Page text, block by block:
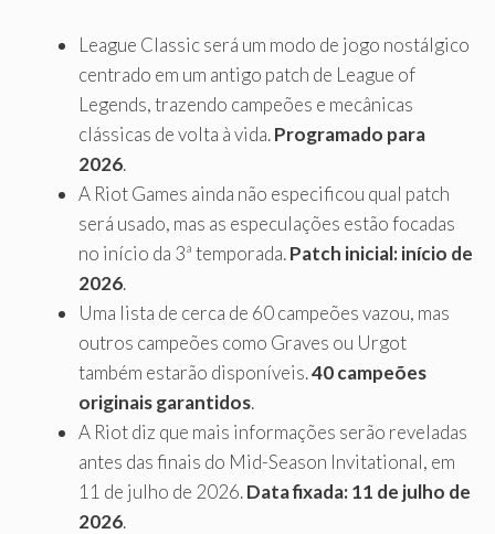
League Classic será um modo de jogo nostálgico
centrado em um antigo patch de League of
Legends, trazendo campeões e mecânicas
clássicas de volta à vida.Programado para
2026.
A Riot Games ainda não especificou qual patch
será usado, mas as especulações estão focadas
no início da 3ª temporada.Patch inicial: início de
2026.
Uma lista de cerca de 60 campeões vazou, mas
outros campeões como Graves ou Urgot
também estarão disponíveis.40 campeões
originais garantidos.
A Riot diz que mais informações serão reveladas
antes das finais do Mid-Season Invitational, em
11 de julho de 2026.Data fixada: 11 de julho de
2026.